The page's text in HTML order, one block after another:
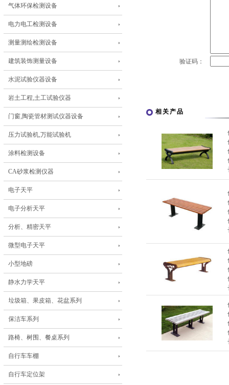
气体环保检测设备
电力电工检测设备
测量测绘检测设备
建筑装饰测量设备
水泥试验仪器设备
岩土工程,土工试验仪器
门窗,陶瓷管材测试仪器设备
压力试验机,万能试验机
涂料检测设备
CA砂浆检测仪器
电子天平
电子分析天平
分析、精密天平
微型电子天平
小型地磅
静水力学天平
垃圾箱、果皮箱、花盆系列
保洁车系列
路椅、树围、餐桌系列
自行车车棚
自行车定位架
验证码：
相关产品